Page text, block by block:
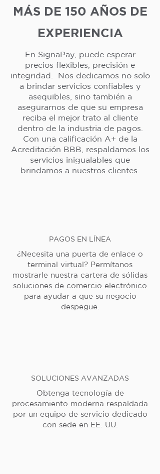
MÁS DE 150 AÑOS DE
EXPERIENCIA
En SignaPay, puede esperar
precios flexibles, precisión e
integridad. Nos dedicamos no solo
a brindar servicios confiables y
asequibles, sino también a
asegurarnos de que su empresa
reciba el mejor trato al cliente
dentro de la industria de pagos.
Con una calificación A+ de la
Acreditación BBB, respaldamos los
servicios inigualables que
brindamos a nuestros clientes.
PAGOS EN LÍNEA
¿Necesita una puerta de enlace o
terminal virtual? Permítanos
mostrarle nuestra cartera de sólidas
soluciones de comercio electrónico
para ayudar a que su negocio
despegue.
SOLUCIONES AVANZADAS
Obtenga tecnología de
procesamiento moderna respaldada
por un equipo de servicio dedicado
con sede en EE. UU.